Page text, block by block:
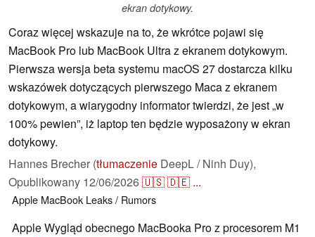
ekran dotykowy.
Coraz więcej wskazuje na to, że wkrótce pojawi się
MacBook Pro lub MacBook Ultra z ekranem dotykowym.
Pierwsza wersja beta systemu macOS 27 dostarcza kilku
wskazówek dotyczących pierwszego Maca z ekranem
dotykowym, a wiarygodny informator twierdzi, że jest „w
100% pewien”, iż laptop ten będzie wyposażony w ekran
dotykowy.
Hannes Brecher (tłumaczenie DeepL / Ninh Duy),
Opublikowany 12/06/2026🇺🇸🇩🇪 ...
Apple MacBook Leaks / Rumors
Apple Wygląd obecnego MacBooka Pro z procesorem M1